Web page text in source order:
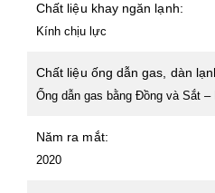
Chất liệu khay ngăn lạnh:
Kính chịu lực
Chất liệu ống dẫn gas, dàn
Ống dẫn gas bằng Đồng và Sắt –
Năm ra mắt:
2020